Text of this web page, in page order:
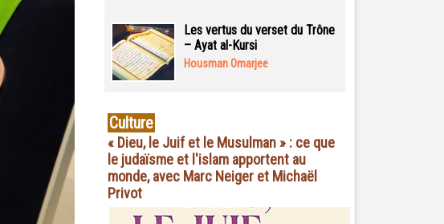
Les vertus du verset du Trône
– Ayat al-Kursi
Housman Omarjee
Culture
« Dieu, le Juif et le Musulman » : ce que
le judaïsme et l'islam apportent au
monde, avec Marc Neiger et Michaël
Privot